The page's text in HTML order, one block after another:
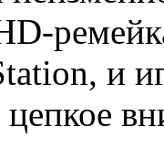
и
цепкое